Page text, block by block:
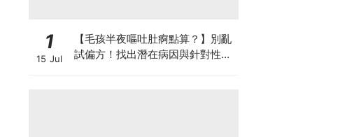
1
15 Jul
【毛孩半夜嘔吐肚痾點算？】別亂
試偏方！找出潛在病因與針對性營